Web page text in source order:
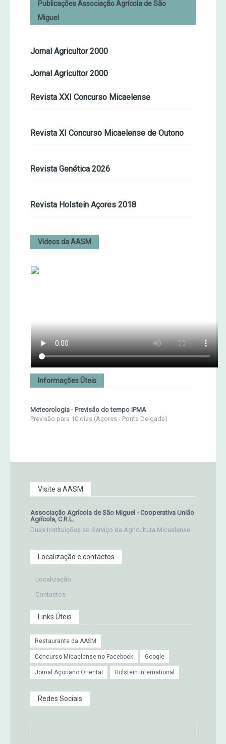
Publicações Associação Agrícola de São
Miguel
Jornal Agricultor 2000
Jornal Agricultor 2000
Revista XXI Concurso Micaelense
Revista XI Concurso Micaelense de Outono
Revista Genética 2026
Revista Holstein Açores 2018
Vídeos da AASM
Informações Úteis
Meteorologia - Previsão do tempo IPMA
Previsão para 10 dias (Açores - Ponta Delgada)
Visite a AASM
Associação Agrícola de São Miguel - Cooperativa União
Agrícola, C.R.L.
Duas Instituições ao Serviço da Agricultura Micaelense
Localização e contactos
Localização
Contactos
Links Úteis
Restaurante da AASM
Concurso Micaelense no Facebook Google
Jornal Açoriano Oriental Holstein International
Redes Sociais